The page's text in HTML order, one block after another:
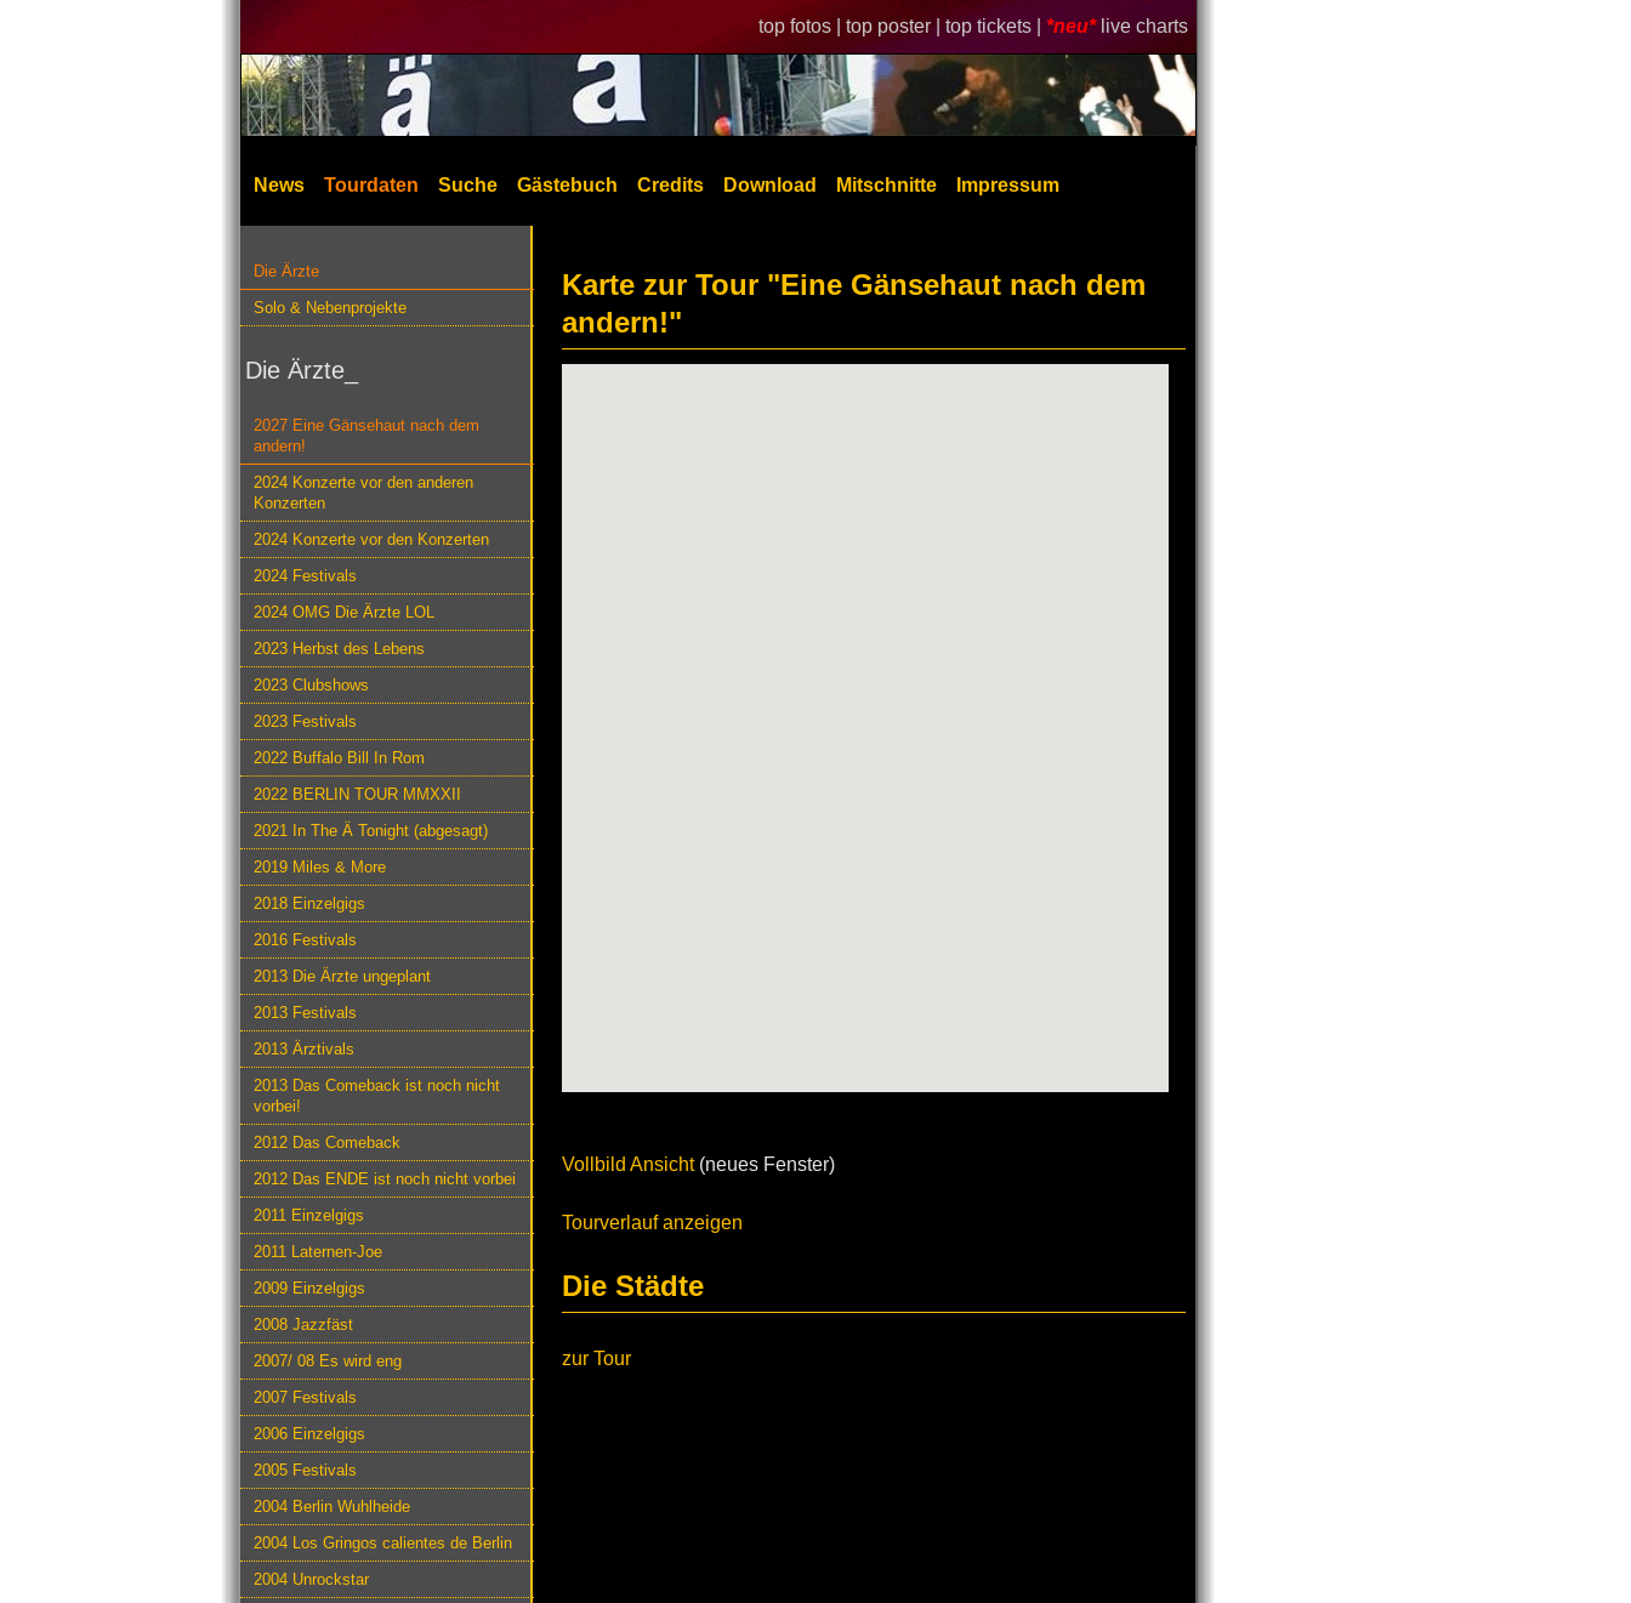
top fotos | top poster | top tickets | *neu* live charts
News Tourdaten Suche Gästebuch Credits Download Mitschnitte Impressum
Die Ärzte
Solo & Nebenprojekte
Die Ärzte_
2027 Eine Gänsehaut nach dem
andern!
2024 Konzerte vor den anderen
Konzerten
2024 Konzerte vor den Konzerten
2024 Festivals
2024 OMG Die Ärzte LOL
2023 Herbst des Lebens
2023 Clubshows
2023 Festivals
2022 Buffalo Bill In Rom
2022 BERLIN TOUR MMXXII
2021 In The Ä Tonight (abgesagt)
2019 Miles & More
2018 Einzelgigs
2016 Festivals
2013 Die Ärzte ungeplant
2013 Festivals
2013 Ärztivals
2013 Das Comeback ist noch nicht
vorbei!
2012 Das Comeback
2012 Das ENDE ist noch nicht vorbei
2011 Einzelgigs
2011 Laternen-Joe
2009 Einzelgigs
2008 Jazzfäst
2007/ 08 Es wird eng
2007 Festivals
2006 Einzelgigs
2005 Festivals
2004 Berlin Wuhlheide
2004 Los Gringos calientes de Berlin
2004 Unrockstar
Karte zur Tour "Eine Gänsehaut nach dem
andern!"
Vollbild Ansicht(neues Fenster)
Tourverlauf anzeigen
Die Städte
zur Tour